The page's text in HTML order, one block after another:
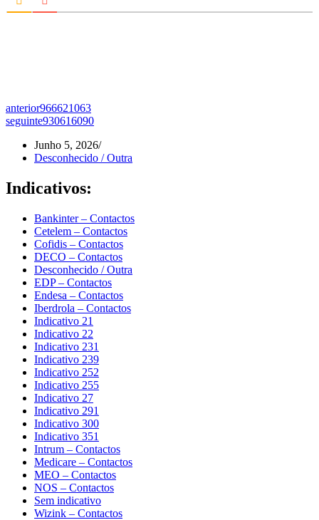
anterior966621063
seguinte930616090
Junho 5, 2026
Desconhecido / Outra
Indicativos:
Bankinter – Contactos
Cetelem – Contactos
Cofidis – Contactos
DECO – Contactos
Desconhecido / Outra
EDP – Contactos
Endesa – Contactos
Iberdrola – Contactos
Indicativo 21
Indicativo 22
Indicativo 231
Indicativo 239
Indicativo 252
Indicativo 255
Indicativo 27
Indicativo 291
Indicativo 300
Indicativo 351
Intrum – Contactos
Medicare – Contactos
MEO – Contactos
NOS – Contactos
Sem indicativo
Wizink – Contactos